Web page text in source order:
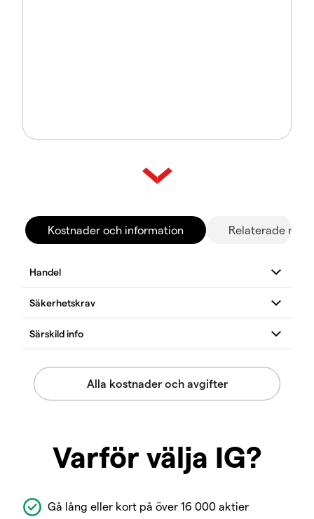
Kostnader och information Relaterade
Varför välja IG?
Gå lång eller kort på över 16 000 aktier